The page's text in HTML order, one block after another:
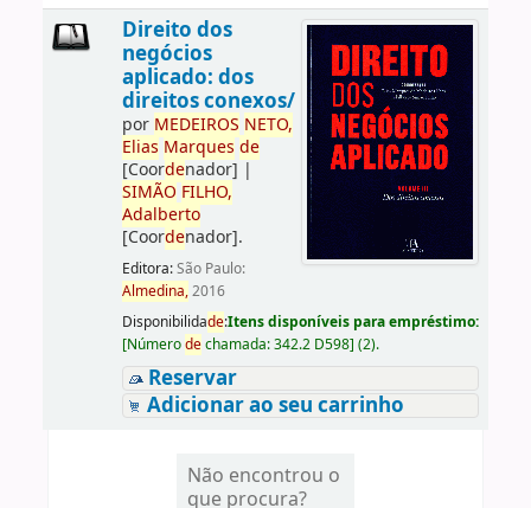
Direito dos
negócios
aplicado: dos
direitos conexos/
por MEDEIROS NETO,
Elias Marques de
[Coordenador] |
SIMÃO FILHO,
Adalberto
[Coordenador].
Editora:São Paulo:
Almedina,2016
Disponibilidade:Itens disponíveis para empréstimo:
[Númerodechamada:342.2 D598] (2).
Reservar
Adicionar ao seu carrinho
Não encontrou o
que procura?